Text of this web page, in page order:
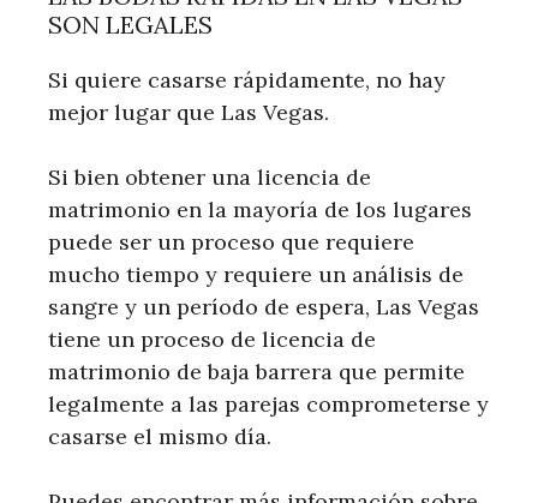
SON LEGALES
Si quiere casarse rápidamente, no hay
mejor lugar que Las Vegas.
Si bien obtener una licencia de
matrimonio en la mayoría de los lugares
puede ser un proceso que requiere
mucho tiempo y requiere un análisis de
sangre y un período de espera, Las Vegas
tiene un proceso de licencia de
matrimonio de baja barrera que permite
legalmente a las parejas comprometerse y
casarse el mismo día.